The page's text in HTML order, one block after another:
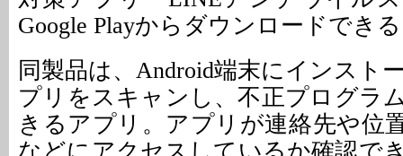
Google Playからダウンロードでき
同製品は、Android端末にインスト
プリをスキャンし、不正プログラ
きるアプリ。アプリが連絡先や位